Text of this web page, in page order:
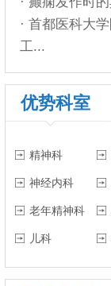
· 首都医科大
工...
优势科室
精神科
神经内科
老年精神科
儿科